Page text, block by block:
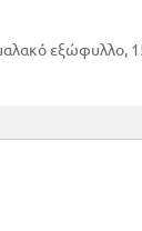
εξώφυλλο,